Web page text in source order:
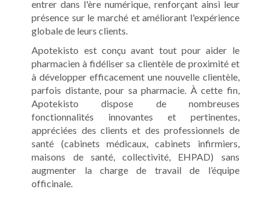
entrer dans l'ère numérique, renforçant ainsi leur
présence sur le marché et améliorant l'expérience
globale de leurs clients.
Apotekisto est conçu avant tout pour aider le
pharmacien à fidéliser sa clientèle de proximité et
à développer efficacement une nouvelle clientèle,
parfois distante, pour sa pharmacie. À cette fin,
Apotekisto dispose de nombreuses
fonctionnalités innovantes et pertinentes,
appréciées des clients et des professionnels de
santé (cabinets médicaux, cabinets infirmiers,
maisons de santé, collectivité, EHPAD) sans
augmenter la charge de travail de l’équipe
officinale.